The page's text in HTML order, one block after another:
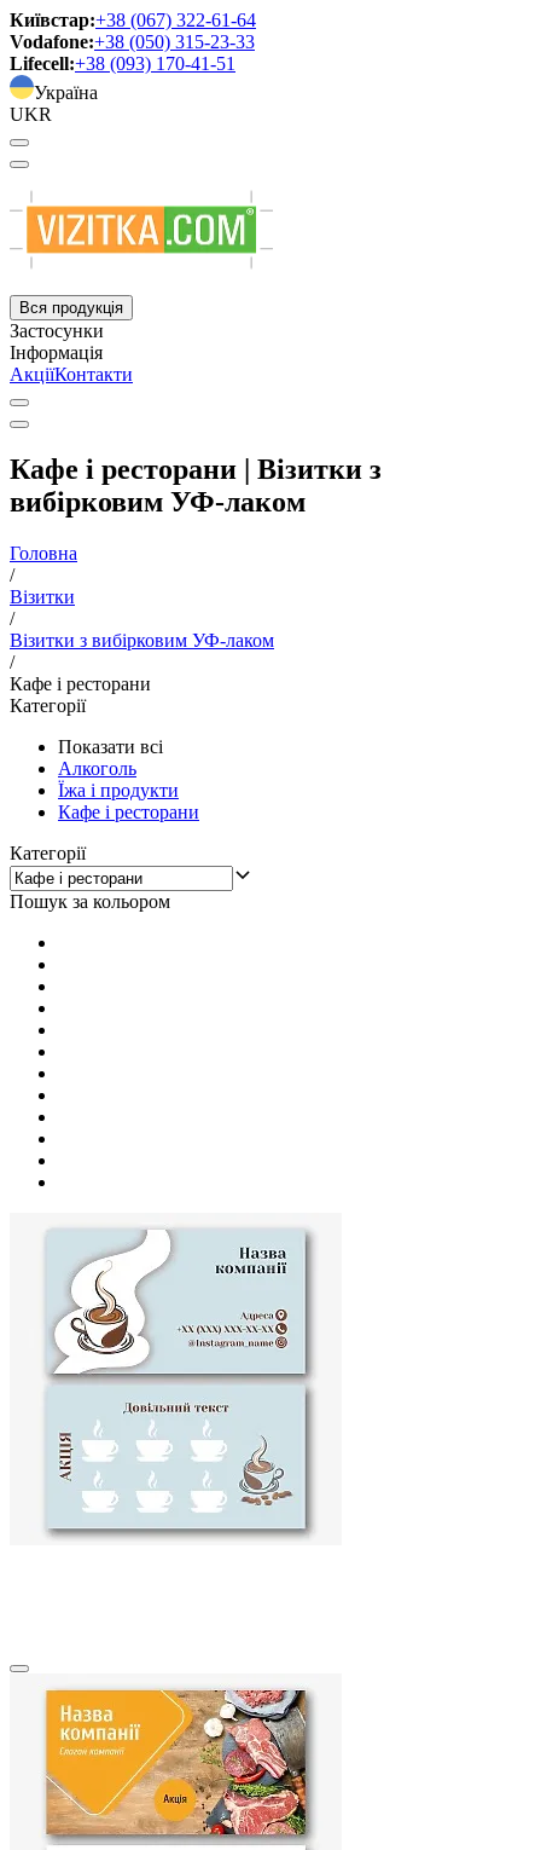
Київстар:+38 (067) 322-61-64
Vodafone:+38 (050) 315-23-33
Lifecell:+38 (093) 170-41-51
Україна
UKR
Вся продукція
Застосунки
Інформація
АкціїКонтакти
Кафе і ресторани | Візитки з
вибірковим УФ-лаком
Головна
/
Візитки
/
Візитки з вибірковим УФ-лаком
/
Кафе і ресторани
Категорії
Показати всі
Алкоголь
Їжа і продукти
Кафе і ресторани
Категорії
Пошук за кольором